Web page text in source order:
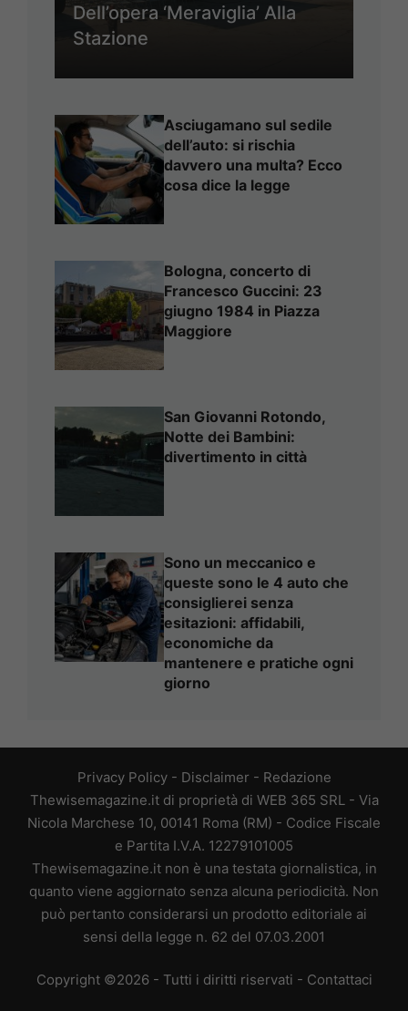
Dell’opera ‘Meraviglia’ Alla
Stazione
Asciugamano sul sedile
dell’auto: si rischia
davvero una multa? Ecco
cosa dice la legge
Bologna, concerto di
Francesco Guccini: 23
giugno 1984 in Piazza
Maggiore
San Giovanni Rotondo,
Notte dei Bambini:
divertimento in città
Sono un meccanico e
queste sono le 4 auto che
consiglierei senza
esitazioni: affidabili,
economiche da
mantenere e pratiche ogni
giorno
Privacy Policy- Disclaimer - Redazione
Thewisemagazine.it di proprietà di WEB 365 SRL - Via
Nicola Marchese 10, 00141 Roma (RM) - Codice Fiscale
e Partita I.V.A. 12279101005
Thewisemagazine.it non è una testata giornalistica, in
quanto viene aggiornato senza alcuna periodicità. Non
può pertanto considerarsi un prodotto editoriale ai
sensi della legge n. 62 del 07.03.2001
Copyright ©2026 - Tutti i diritti riservati - Contattaci